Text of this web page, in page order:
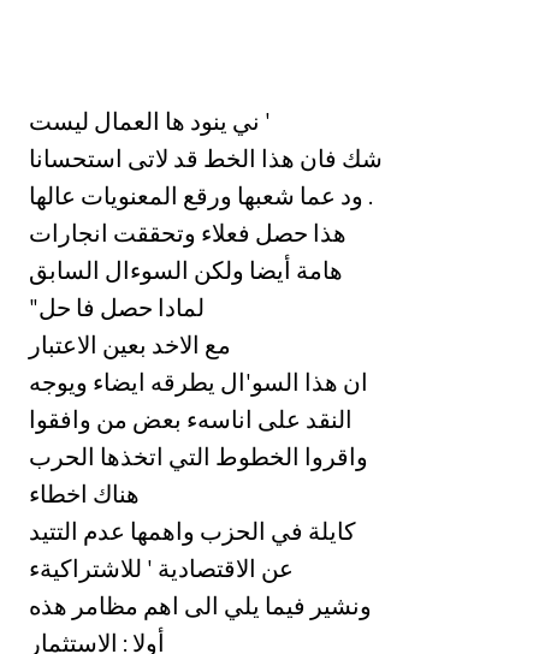
‏ني ينود ها العمال ليست '
‏شك فان هذا الخط قد لاتى استحسانا
ود عما شعبها ورقع المعنويات عالها .
هذا حصل فعلاء وتحققت انجارات
هامة أيضا ولكن السوءال السابق
"لمادا حصل فا حل
مع الاخد بعين الاعتبار
ان هذا السو'ال يطرقه ايضاء ويوجه
النقد على اناسهء بعض من وافقوا
واقروا الخطوط التي اتخذها الحرب
‏هناك اخطاء
كايلة في الحزب واهمها عدم التتيد
عن الاقتصادية ' للاشتراكيةء
ونشير فيما يلي الى اهم مظامر هذه
‏أولا : الاستثمار